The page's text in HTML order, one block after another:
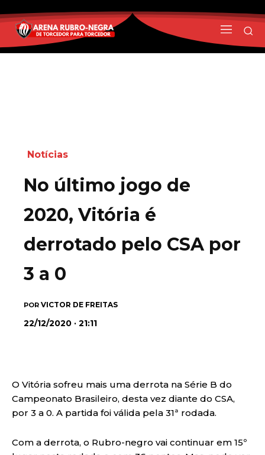
Notícias
No último jogo de
2020, Vitória é
derrotado pelo CSA por
3 a 0
POR VICTOR DE FREITAS
22/12/2020 · 21:11
O Vitória sofreu mais uma derrota na Série B do
Campeonato Brasileiro, desta vez diante do CSA,
por 3 a 0. A partida foi válida pela 31ª rodada.
Com a derrota, o Rubro-negro vai continuar em 15º